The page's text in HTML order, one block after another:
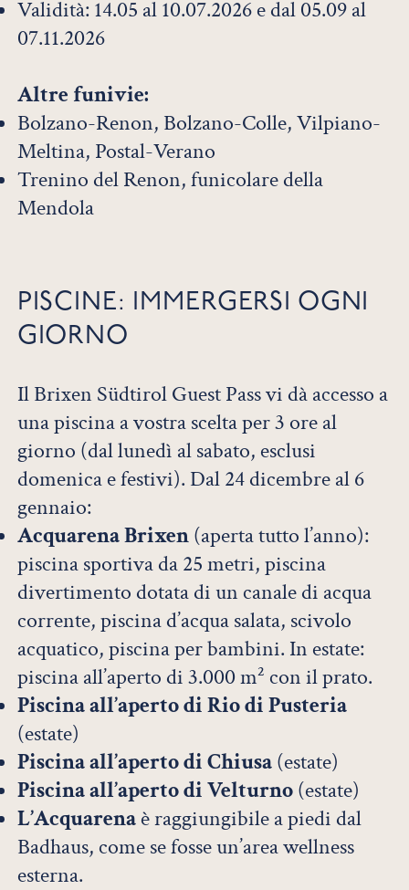
Validità: 14.05 al 10.07.2026 e dal 05.09 al
07.11.2026
Altre funivie:
Bolzano-Renon, Bolzano-Colle, Vilpiano-
Meltina, Postal-Verano
Trenino del Renon, funicolare della
Mendola
PISCINE: IMMERGERSI OGNI
GIORNO
Il Brixen Südtirol Guest Pass vi dà accesso a
una piscina a vostra scelta per 3 ore al
giorno (dal lunedì al sabato, esclusi
domenica e festivi). Dal 24 dicembre al 6
gennaio:
Acquarena Brixen(aperta tutto l’anno):
piscina sportiva da 25 metri, piscina
divertimento dotata di un canale di acqua
corrente, piscina d’acqua salata, scivolo
acquatico, piscina per bambini. In estate:
piscina all’aperto di 3.000 m² con il prato.
Piscina all’aperto di Rio di Pusteria
(estate)
Piscina all’aperto di Chiusa(estate)
Piscina all’aperto di Velturno(estate)
L’Acquarenaè raggiungibile a piedi dal
Badhaus, come se fosse un’area wellness
esterna.